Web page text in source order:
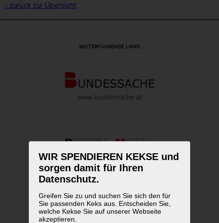
WIR SPENDIEREN KEKSE und
sorgen damit für Ihren
Datenschutz.
Greifen Sie zu und suchen Sie sich den für
Sie passenden Keks aus. Entscheiden Sie,
welche Kekse Sie auf unserer Webseite
akzeptieren.
‹ zurück zur Übersicht
WEITERFÜHRENDE LINKS